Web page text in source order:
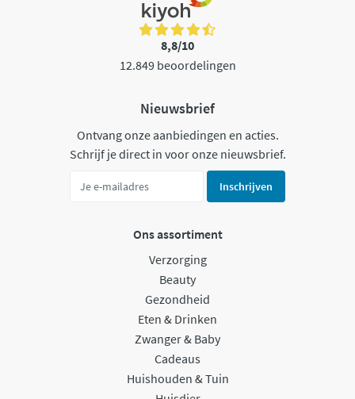
8,8/10
12.849 beoordelingen
Nieuwsbrief
Ontvang onze aanbiedingen en acties.
Schrijf je direct in voor onze nieuwsbrief.
Inschrijven
Ons assortiment
Verzorging
Beauty
Gezondheid
Eten & Drinken
Zwanger & Baby
Cadeaus
Huishouden & Tuin